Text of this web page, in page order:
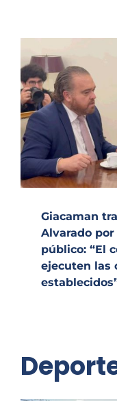
Giacaman
Alvarado
público: “El
ejecuten las